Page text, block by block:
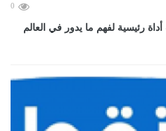
0
رئيسية لفهم ما يدور في العالم